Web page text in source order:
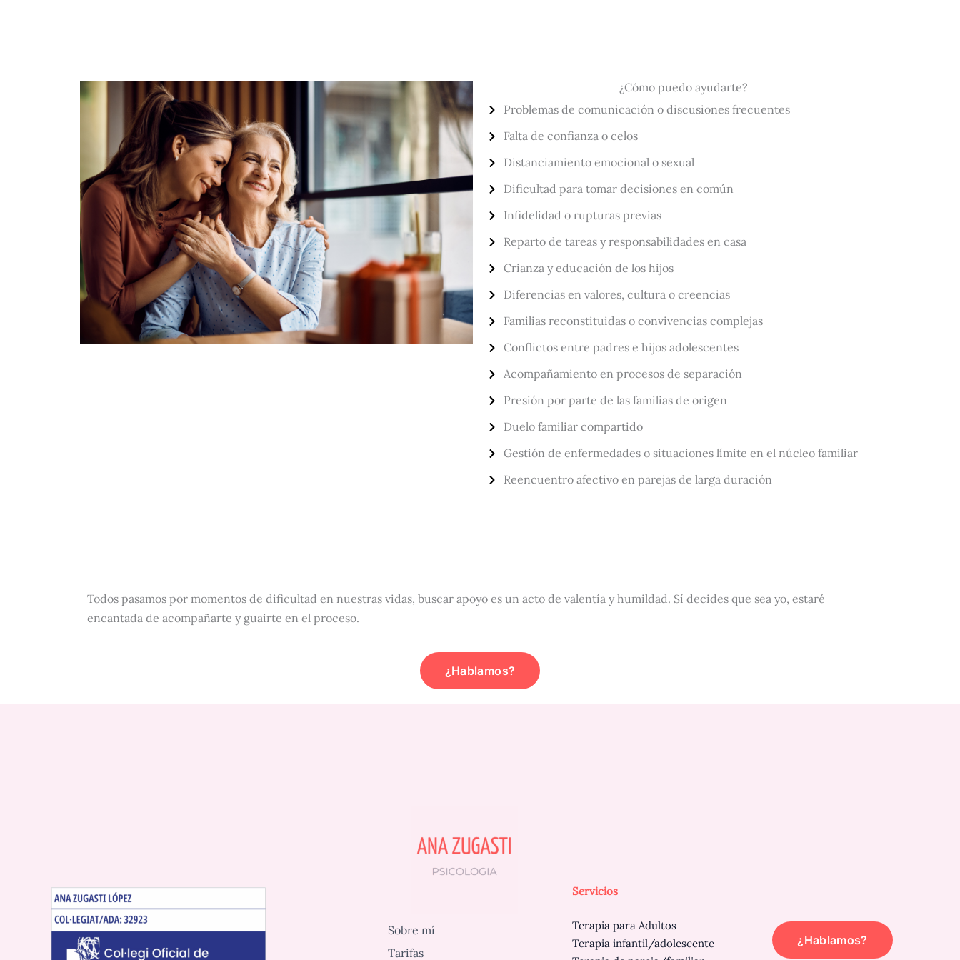
¿Cómo puedo ayudarte?
Problemas de comunicación o discusiones frecuentes
Falta de confianza o celos
Distanciamiento emocional o sexual
Dificultad para tomar decisiones en común
Infidelidad o rupturas previas
Reparto de tareas y responsabilidades en casa
Crianza y educación de los hijos
Diferencias en valores, cultura o creencias
Familias reconstituidas o convivencias complejas
Conflictos entre padres e hijos adolescentes
Acompañamiento en procesos de separación
Presión por parte de las familias de origen
Duelo familiar compartido
Gestión de enfermedades o situaciones límite en el núcleo familiar
Reencuentro afectivo en parejas de larga duración
Todos pasamos por momentos de dificultad en nuestras vidas, buscar apoyo es un acto de valentía y humildad. Sí decides que sea yo, estaré
encantada de acompañarte y guairte en el proceso.
¿Hablamos?
Sobre mí
Tarifas
Servicios
Terapia para Adultos
Terapia infantil/adolescente
¿Hablamos?